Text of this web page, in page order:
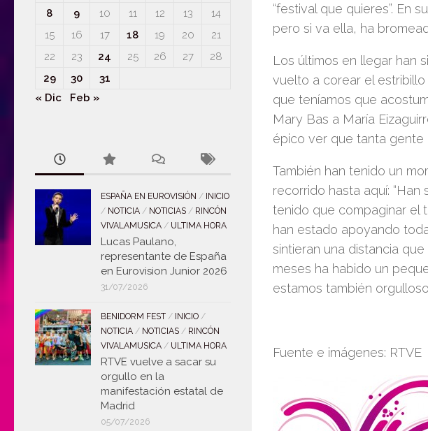
“festival que quieres”. En
pero si va ella, ha
Los últimos en llegar han
vuelto a corear el estribillo
que teníamos que
Mary Bas a María
épico ver que tanta gente
También han tenido un
recorrido hasta aquí: “Han
tenido que compaginar el
han estado apoyando
sintieran una distancia
meses ha habido un
estamos también
Fuente e imágenes: RTVE
8
9 10 11 12 13
14
15
16 17 18 19 20
21
22
23 24 25 26 27
28
29
30
31
« Dic
Feb »
ESPAÑA EN EUROVISIÓN / INICIO
/ NOTICIA / NOTICIAS / RINCÓN
VIVALAMUSICA / ULTIMA HORA
Lucas Paulano,
representante de España
en Eurovision Junior 2026
31/07/2026
BENIDORM FEST / INICIO /
NOTICIA / NOTICIAS / RINCÓN
VIVALAMUSICA / ULTIMA HORA
RTVE vuelve a sacar su
orgullo en la
manifestación estatal de
Madrid
05/07/2026